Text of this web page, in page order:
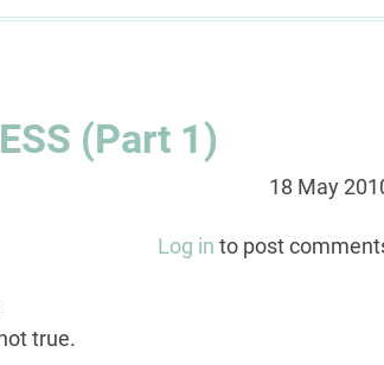
(Part 1)
18 May
Log in to post
true.